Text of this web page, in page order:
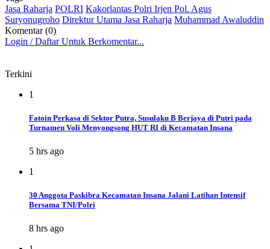
Jasa Raharja POLRI Kakorlantas Polri Irjen Pol. Agus
Suryonugroho Direktur Utama Jasa Raharja Muhammad Awaluddin
Komentar (0)
Login / Daftar Untuk Berkomentar...
Terkini
1
Fatoin Perkasa di Sektor Putra, Susulaku B Berjaya di Putri pada
Turnamen Voli Menyongsong HUT RI di Kecamatan Insana
5 hrs ago
1
30 Anggota Paskibra Kecamatan Insana Jalani Latihan Intensif
Bersama TNI/Polri
8 hrs ago